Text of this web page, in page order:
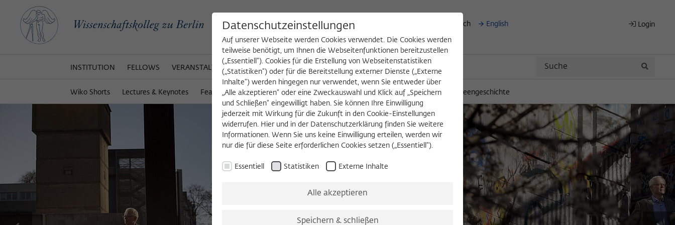
Deutsch English Login
INSTITUTION FELLOWS VERANSTALTUNGEN WIKOTHEK FELLOW WERDEN
Wiko Shorts Lectures & Keynotes Features Köpfe und Ideen Arbeitsvorhaben Jahrbuch Zeitschrift für Ideengeschichte
Datenschutzeinstellungen
Auf unserer Webseite werden Cookies verwendet. Die Cookies werden
teilweise benötigt, um Ihnen die Webseitenfunktionen bereitzustellen
(„Essentiell“). Cookies für die Erstellung von Webseitenstatistiken
(„Statistiken“) oder für die Bereitstellung externer Dienste („Externe
Inhalte“) werden hingegen nur verwendet, wenn Sie entweder über
„Alle akzeptieren“ oder eine Zweckauswahl und Klick auf „Speichern
und Schließen“ eingewilligt haben. Sie können Ihre Einwilligung
jederzeit mit Wirkung für die Zukunft in den Cookie-Einstellungen
widerrufen. Hier und in der Datenschutzerklärung finden Sie weitere
Informationen. Wenn Sie uns keine Einwilligung erteilen, werden wir
nur die für diese Seite erforderlichen Cookies setzen („Essentiell“).
Essentiell Statistiken Externe Inhalte
Alle akzeptieren
Speichern & schließen